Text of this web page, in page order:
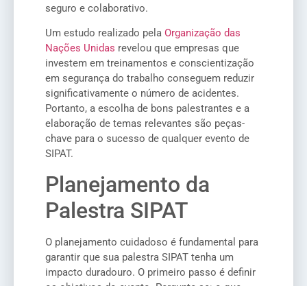
seguro e colaborativo.
Um estudo realizado pela Organização das
Nações Unidas revelou que empresas que
investem em treinamentos e conscientização
em segurança do trabalho conseguem reduzir
significativamente o número de acidentes.
Portanto, a escolha de bons palestrantes e a
elaboração de temas relevantes são peças-
chave para o sucesso de qualquer evento de
SIPAT.
Planejamento da
Palestra SIPAT
O planejamento cuidadoso é fundamental para
garantir que sua palestra SIPAT tenha um
impacto duradouro. O primeiro passo é definir